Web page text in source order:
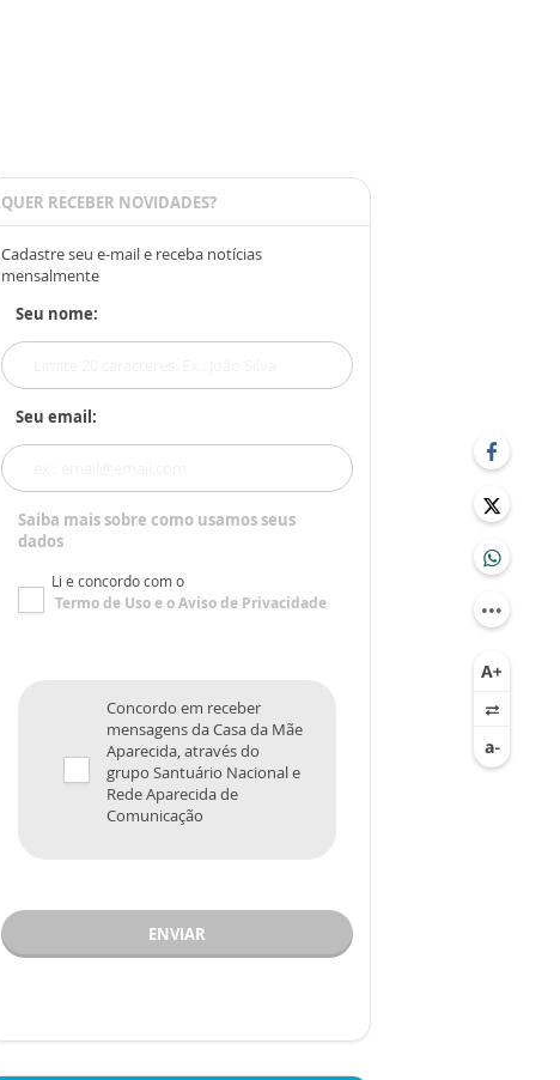
QUER RECEBER NOVIDADES?
Cadastre seu e-mail e receba notícias
mensalmente
Seu nome:
Seu email:
Saiba mais sobre como usamos seus
dados
Li e concordo com o
Termo de Usoe oAviso de Privacidade
Concordo em receber
mensagens da Casa da Mãe
Aparecida, através do
grupo Santuário Nacional e
Rede Aparecida de
Comunicação
ENVIAR